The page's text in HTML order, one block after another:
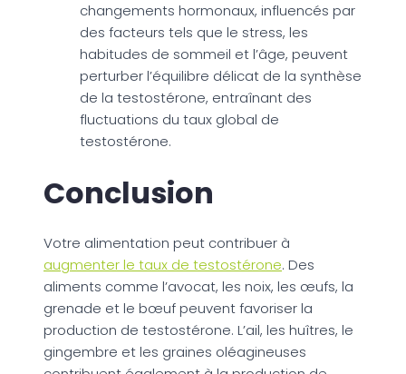
changements hormonaux, influencés par
des facteurs tels que le stress, les
habitudes de sommeil et l’âge, peuvent
perturber l’équilibre délicat de la synthèse
de la testostérone, entraînant des
fluctuations du taux global de
testostérone.
Conclusion
Votre alimentation peut contribuer à
augmenter le taux de testostérone. Des
aliments comme l’avocat, les noix, les œufs, la
grenade et le bœuf peuvent favoriser la
production de testostérone. L’ail, les huîtres, le
gingembre et les graines oléagineuses